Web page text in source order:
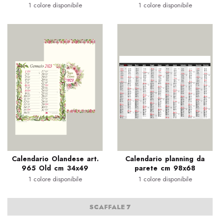
1 colore disponibile 1 colore disponibile
Calendario Olandese art.
965 Old cm 34x49
1 colore disponibile
Calendario planning da
parete cm 98x68
1 colore disponibile
SCAFFALE 7